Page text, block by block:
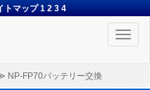
トマップ 1 2 3 4
Toggle
NP-FP70バッテリー交換